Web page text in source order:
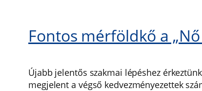
Fontos mérföldkő a
Újabb jelentős szakmai lépéshez
megjelent a végső kedvezményezettek